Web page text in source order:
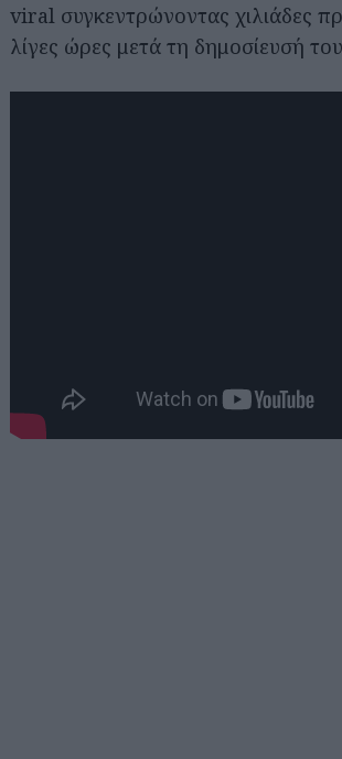
viral συγκεντρώνοντας χιλιάδες
λίγες ώρες μετά τη δημοσίευσή